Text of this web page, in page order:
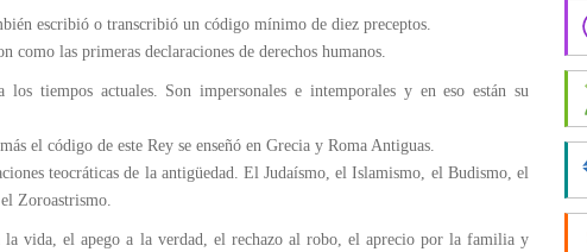
escribió o transcribió un código mínimo de diez preceptos.
como las primeras declaraciones de derechos humanos.
tiempos actuales. Son impersonales e intemporales y en eso están su
el código de este Rey se enseñó en Grecia y Roma Antiguas.
teocráticas de la antigüedad. El Judaísmo, el Islamismo, el Budismo, el
Zoroastrismo.
la vida, el apego a la verdad, el rechazo al robo, el aprecio por la familia y